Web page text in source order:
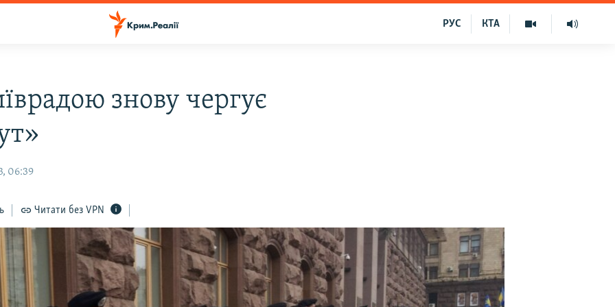
КТА
РУС
знову чергує
06:39
Читати без VPN